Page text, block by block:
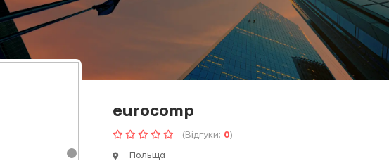
eurocomp
(Відгуки: 0)
Польща